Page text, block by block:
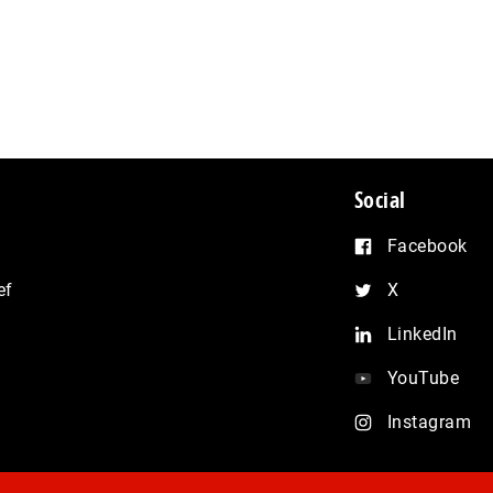
Social
Facebook
X
LinkedIn
YouTube
Instagram